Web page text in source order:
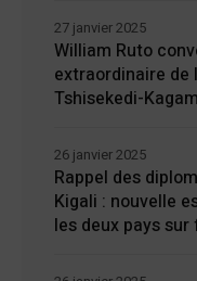
William Ruto
extraordinaire de
Tshisekedi-
27 janvier 2025
Rappel des
Kigali : nouvelle
les deux pays
26 janvier 2025